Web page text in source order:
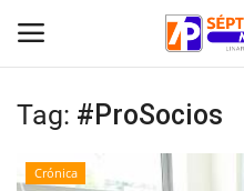
Tag: #ProSocios
Crónica